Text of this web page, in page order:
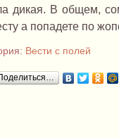
дикая. В общем,
а попадете по
Вести с полей